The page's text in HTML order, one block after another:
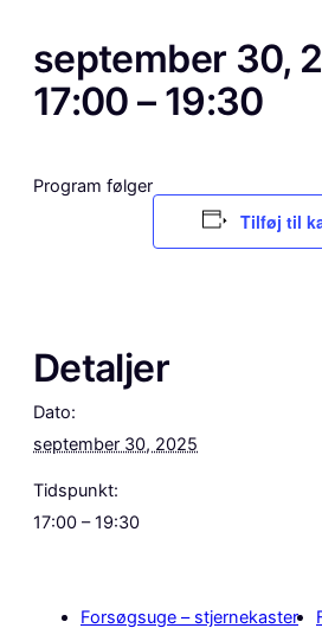
september 30,
17:00 – 19:30
Program følger
Tilføj til
Detaljer
Dato:
september 30, 2025
Tidspunkt:
17:00 – 19:30
Forsøgsuge – stjernekaster